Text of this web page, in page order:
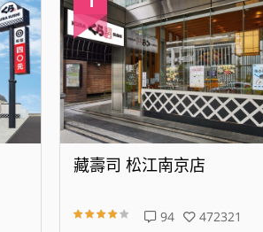
藏壽司 高雄時代大道店
138
344302